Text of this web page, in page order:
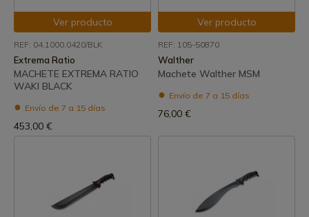
Ver producto
REF: 04.1000.0420/BLK
Extrema Ratio
MACHETE EXTREMA RATIO
WAKI BLACK
Envío de 7 a 15 días
453,00 €
Ver producto
REF: 105-50870
Walther
Machete Walther MSM
Envío de 7 a 15 días
76,00 €